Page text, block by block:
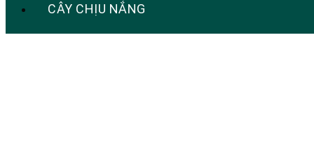
CÂY CHỊU NẮNG